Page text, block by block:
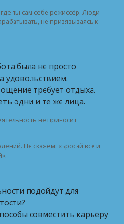
ты сам себе режиссёр. Люди
не привязываясь к
была не просто
удовольствием.
требует отдыха.
одни и те же лица.
не приносит
Не скажем: «Бросай всё и
подойдут для
совместить карьеру